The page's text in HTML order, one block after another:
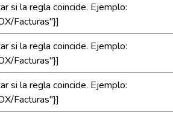
si la regla coincide. Ejemplo:
Facturas"}]
si la regla coincide. Ejemplo:
Facturas"}]
si la regla coincide. Ejemplo:
Facturas"}]